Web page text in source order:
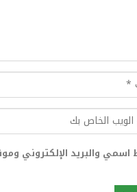
اسمي والبريد الإلكتروني